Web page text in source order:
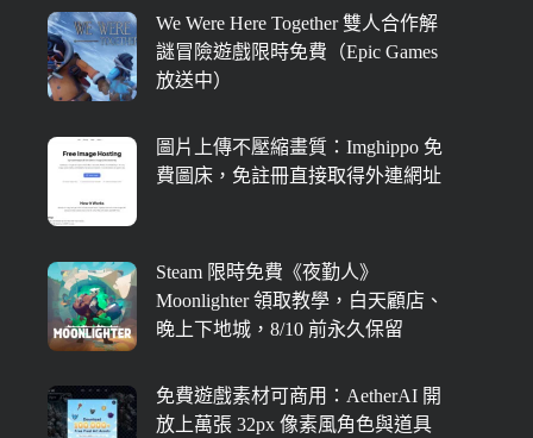
We Were Here Together 雙人合作解
謎冒險遊戲限時免費（Epic Games
放送中）
圖片上傳不壓縮畫質：Imghippo 免
費圖床，免註冊直接取得外連網址
Steam 限時免費《夜勤人》
Moonlighter 領取教學，白天顧店、
晚上下地城，8/10 前永久保留
免費遊戲素材可商用：AetherAI 開
放上萬張 32px 像素風角色與道具